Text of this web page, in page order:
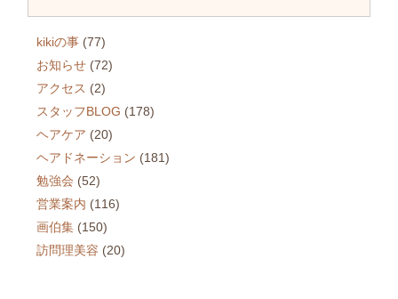
kikiの事 (77)
お知らせ (72)
アクセス (2)
スタッフBLOG (178)
ヘアケア (20)
ヘアドネーション (181)
勉強会 (52)
営業案内 (116)
画伯集 (150)
訪問理美容 (20)